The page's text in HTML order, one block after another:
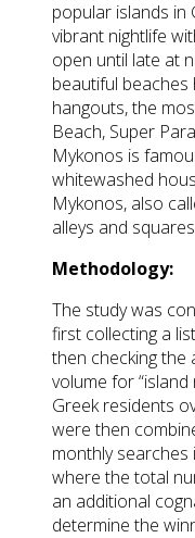
popular islands in
vibrant nightlife
open until late at
beautiful beaches
hangouts, the
Beach, Super
Mykonos is
whitewashed
Mykonos, also
alleys and
Methodology:
The study was
first collecting a
then checking the
volume for “island
Greek residents
were then
monthly searches
where the total
an additional
determine the